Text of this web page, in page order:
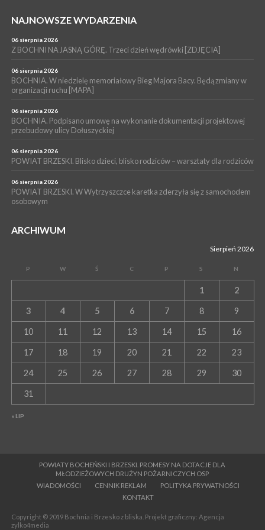
BRZESKO. Śledczy wyjaśniają, jak doszło do śmierci 32-letniego
WYDARZENIA
BOCHNIA. Rusza Gospelowe Lato. To będą cztery dni radosnej
muzyki [PROGRAM KONCERTÓW]
NAJNOWSZE WYDARZENIA
06 sierpnia 2026
Z BOCHNI NA JASNĄ GÓRĘ. Trzeci dzień wędrówki [ZDJĘCIA]
06 sierpnia 2026
BOCHNIA. W niedzielę memoriałowy Bieg Majora Bacy. Będą zmiany w
organizacji ruchu [MAPA]
06 sierpnia 2026
BOCHNIA. Podpisano umowę na wykonanie dokumentacji projektowej
przebudowy ulicy Dołuszyckiej
06 sierpnia 2026
POWIAT BRZESKI. Blisko dzieci, blisko rodziców – warsztaty dla rodziców
06 sierpnia 2026
POWIAT BRZESKI. W Wytrzyszczce karetka zderzyła się z samochodem
osobowym
ARCHIWUM
Sierpień 2026
P W Ś C P S N
« LIP
1 2
3 4 5 6 7 8 9
10 11 12 13 14 15 16
17 18 19 20 21 22 23
24 25 26 27 28 29 30
31
POWIATY BOCHEŃSKI I BRZESKI. PROMESY NA DOTACJE DLA
MŁODZIEŻOWYCH DRUŻYN POŻARNICZYCH OSP
WIADOMOŚCI
CENNIK REKLAM
POLITYKA PRYWATNOŚCI
KONTAKT
Copyright © 2019 Bochnia i Brzesko z bliska. Projekt graficzny: Agencja
zylko4media